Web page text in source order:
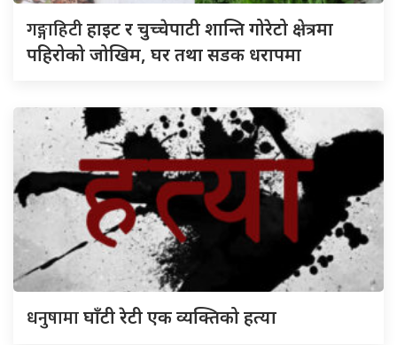
गङ्गाहिटीहाइट र चुच्चेपाटी शान्ति गोरेटो क्षेत्रमा
पहिरोको जोखिम, घर तथा सडक धरापमा
धनुषामाघाँटी रेटी एक व्यक्तिको हत्या